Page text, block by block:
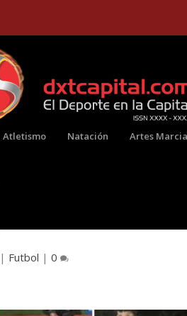
Atletismo Natación Artes
| Futbol |0